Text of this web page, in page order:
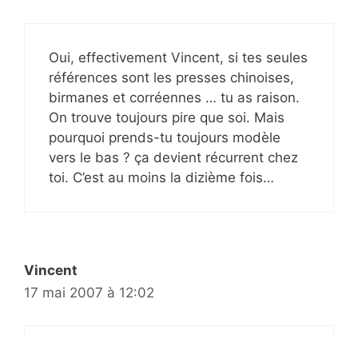
Oui, effectivement Vincent, si tes seules
références sont les presses chinoises,
birmanes et corréennes … tu as raison.
On trouve toujours pire que soi. Mais
pourquoi prends-tu toujours modèle
vers le bas ? ça devient récurrent chez
toi. C’est au moins la dizième fois…
Vincent
17 mai 2007 à 12:02